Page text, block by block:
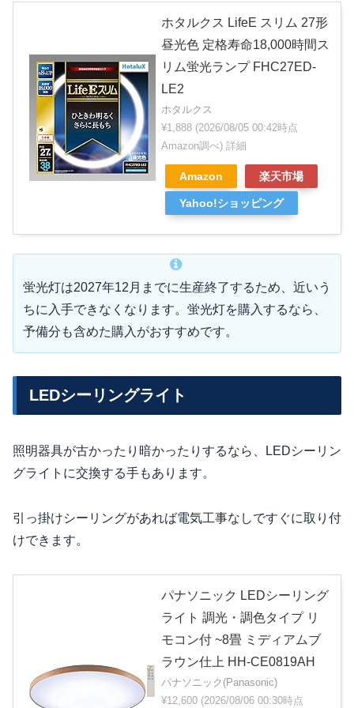
ホタルクス LifeE スリム 27形
昼光色 定格寿命18,000時間ス
リム蛍光ランプ FHC27ED-
LE2
ホタルクス
¥1,888 (2026/08/05 00:42時点
Amazon調べ) 詳細
Amazon 楽天市場
Yahoo!ショッピング
蛍光灯は2027年12月までに生産終了するため、近いう
ちに入手できなくなります。蛍光灯を購入するなら、
予備分も含めた購入がおすすめです。
LEDシーリングライト
照明器具が古かったり暗かったりするなら、LEDシーリン
グライトに交換する手もあります。
引っ掛けシーリングがあれば電気工事なしですぐに取り付
けできます。
パナソニック LEDシーリング
ライト 調光・調色タイプ リ
モコン付 ~8畳 ミディアムブ
ラウン仕上 HH-CE0819AH
パナソニック(Panasonic)
¥12,600 (2026/08/06 00:30時点